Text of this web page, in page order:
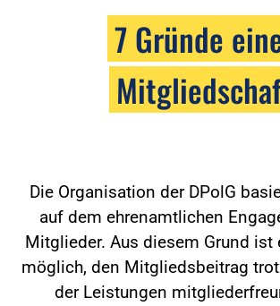
7 Gründe
Die Organisation der DPolG
auf dem ehrenamtlichen
Mitglieder. Aus diesem Grund ist
möglich, den Mitgliedsbeitrag
der Leistungen